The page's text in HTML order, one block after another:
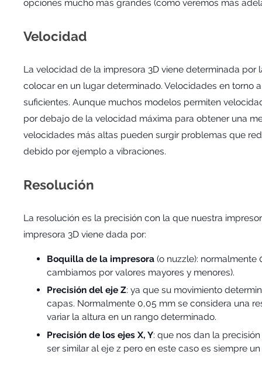
opciones mucho más grandes (como veremos más
Velocidad
La velocidad de la impresora 3D viene determinada
colocar en un lugar determinado. Velocidades en torno
suficientes. Aunque muchos modelos permiten
por debajo de la velocidad máxima para obtener una
velocidades más altas pueden surgir problemas que
debido por ejemplo a vibraciones.
Resolución
La resolución es la precisión con la que nuestra
impresora 3D viene dada por:
Boquilla de la impresora (o nuzzle):
cambiamos por valores mayores y menores).
Precisión del eje Z: ya que su movimiento
capas. Normalmente 0,05 mm se considera una
variar la altura en un rango determinado.
Precisión de los ejes X, Y: que nos dan la
ser similar al eje z pero en este caso es siempre